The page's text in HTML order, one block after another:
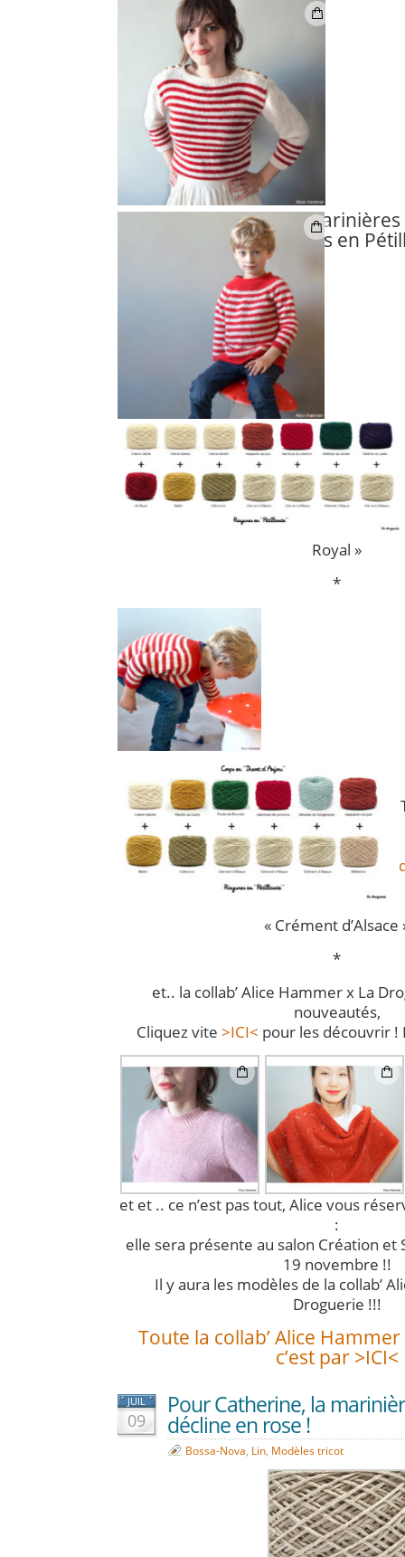
Les rayures des marinières
sont tricotées en
Royal »
*
« Crément d’Alsace
*
et.. la collab’ Alice Hammer x La
nouveautés,
Cliquez vite >ICI< pour les découvrir !
et et .. ce n’est pas tout, Alice vous
:
elle sera présente au salon Création et
19 novembre !!
Il y aura les modèles de la collab’
Droguerie !!!
Toute la collab’ Alice
c’est par >ICI<
JUIL
09
Pour Catherine, la
décline en rose !
Bossa-Nova, Lin, Modèles tricot